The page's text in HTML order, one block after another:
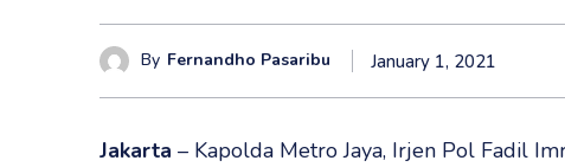
By Fernandho Pasaribu January 1, 2021
Jakarta – Kapolda Metro Jaya, Irjen Pol Fadil